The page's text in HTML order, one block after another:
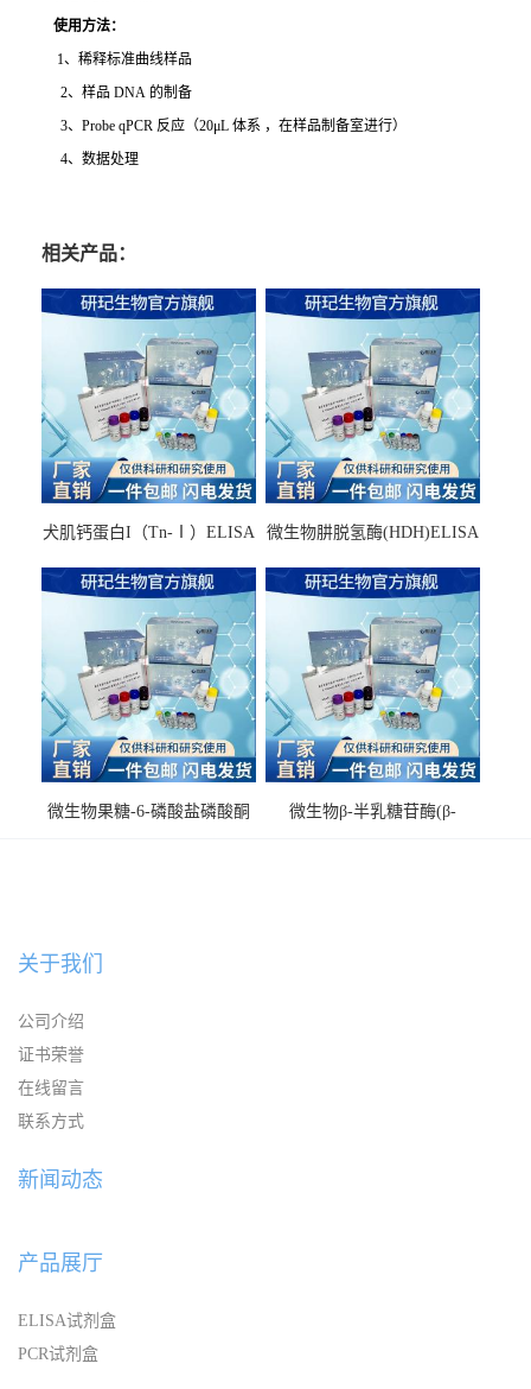
使用方法：
1、稀释标准曲线样品
2、样品 DNA 的制备
3、Probe qPCR 反应（20μL 体系 ，在样品制备室进行）
4、数据处理
相关产品：
犬肌钙蛋白I（Tn-Ⅰ）ELISA
微生物肼脱氢酶(HDH)ELISA
微生物果糖-6-磷酸盐磷酸酮
微生物β-半乳糖苷酶(β-
关于我们
公司介绍
证书荣誉
在线留言
联系方式
新闻动态
产品展厅
ELISA试剂盒
PCR试剂盒